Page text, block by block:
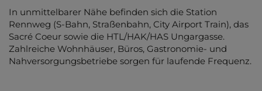
In unmittelbarer Nähe befinden sich die Station
Rennweg (S-Bahn, Straßenbahn, City Airport Train), das
Sacré Coeur sowie die HTL/HAK/HAS Ungargasse.
Zahlreiche Wohnhäuser, Büros, Gastronomie- und
Nahversorgungsbetriebe sorgen für laufende Frequenz.